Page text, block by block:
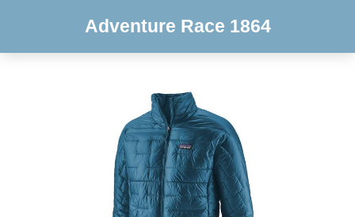
Adventure Race 1864